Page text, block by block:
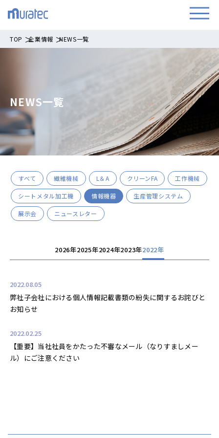
TOP 企業情報 NEWS一覧
NEWS一覧
すべて 繊維機械 L＆A クリーンFA 工作機械
シートメタル加工機 情報機器 生産管理システム
展示会 ニュースレター
2026年2025年2024年2023年2022年
2022.08.05
弊社子会社における個人情報記載書類の紛失に関するお詫びと
お知らせ
2022.02.25
【重要】当社社員をかたった不審なメール（なりすましメー
ル）にご注意ください